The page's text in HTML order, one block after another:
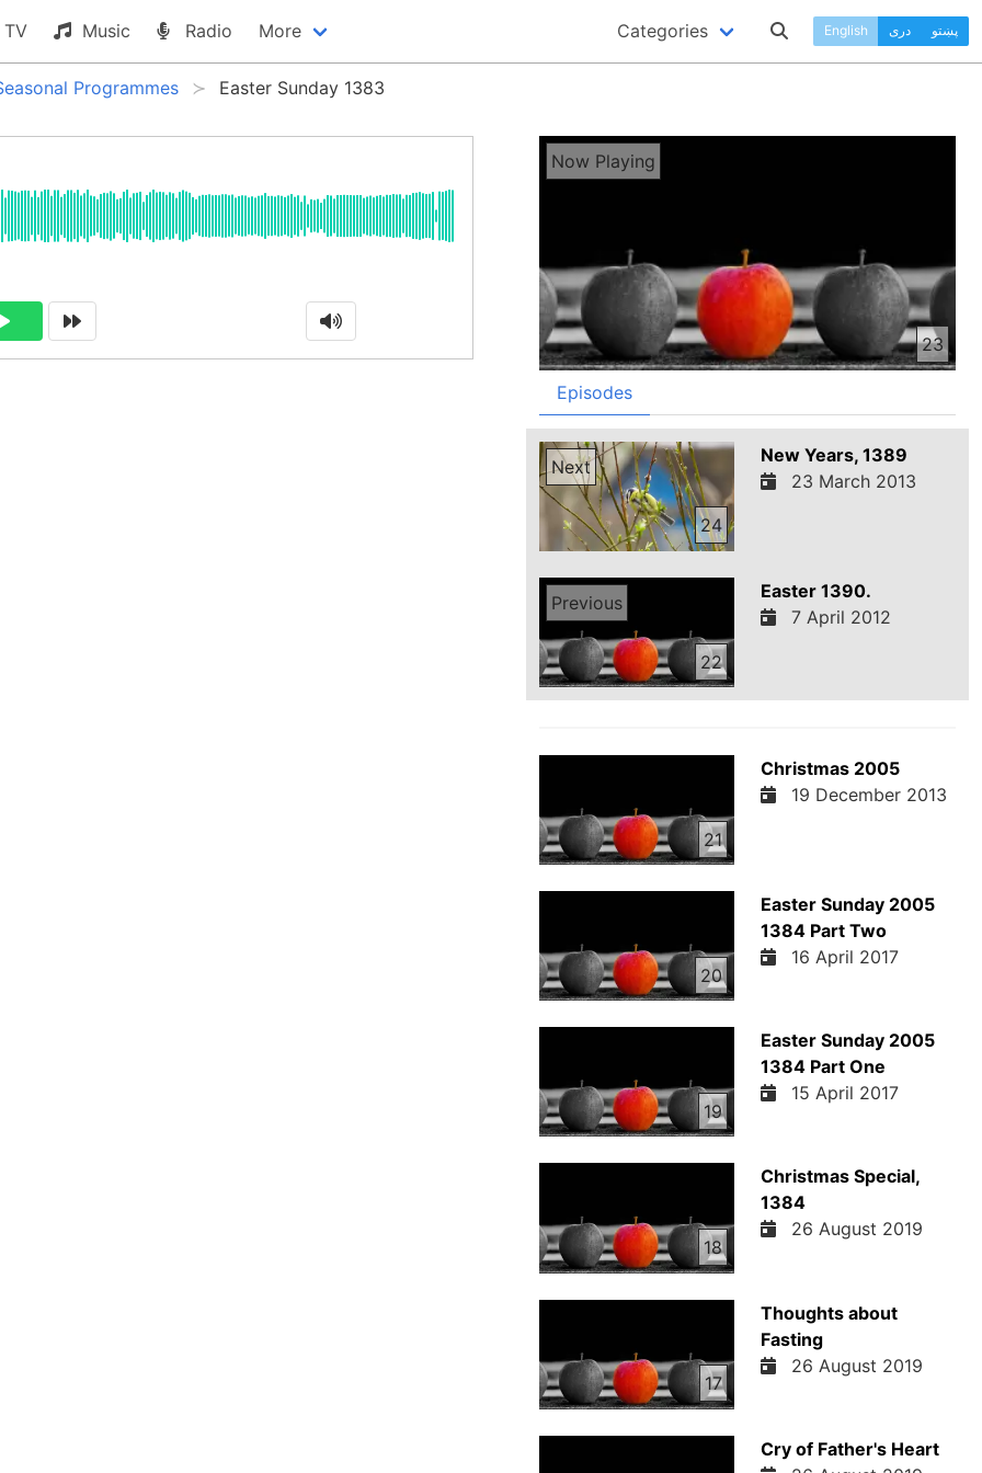
TV Music Radio More Categories English دری پښتو
Programmes Easter Sunday 1383
Now Playing
23
Episodes
Next
24
New Years, 1389
23 March 2013
Previous
22
Easter 1390.
7 April 2012
21
Christmas 2005
19 December 2013
20
Easter Sunday 2005
1384 Part Two
16 April 2017
19
Easter Sunday 2005
1384 Part One
15 April 2017
18
Christmas Special,
1384
26 August 2019
17
Thoughts about
Fasting
26 August 2019
Cry of Father's Heart